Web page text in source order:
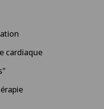
cardiaque